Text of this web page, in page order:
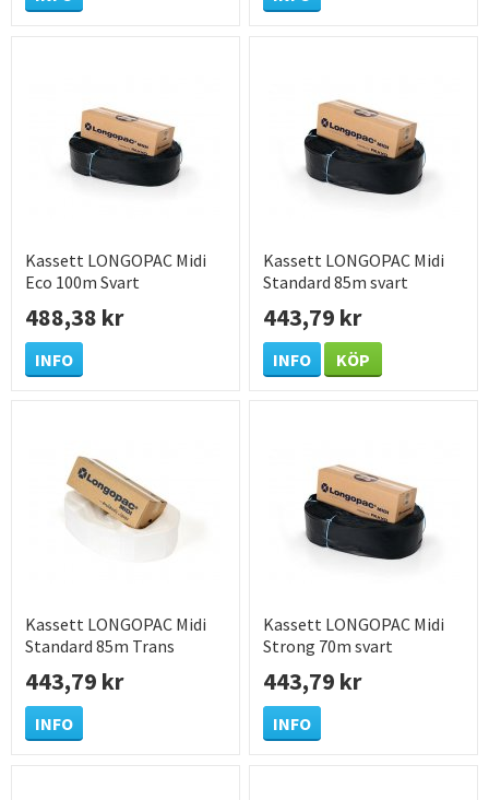
Kassett LONGOPAC Midi
Eco 100m Svart
488,38 kr
INFO
Kassett LONGOPAC Midi
Standard 85m svart
443,79 kr
INFO KÖP
Kassett LONGOPAC Midi
Standard 85m Trans
443,79 kr
INFO
Kassett LONGOPAC Midi
Strong 70m svart
443,79 kr
INFO